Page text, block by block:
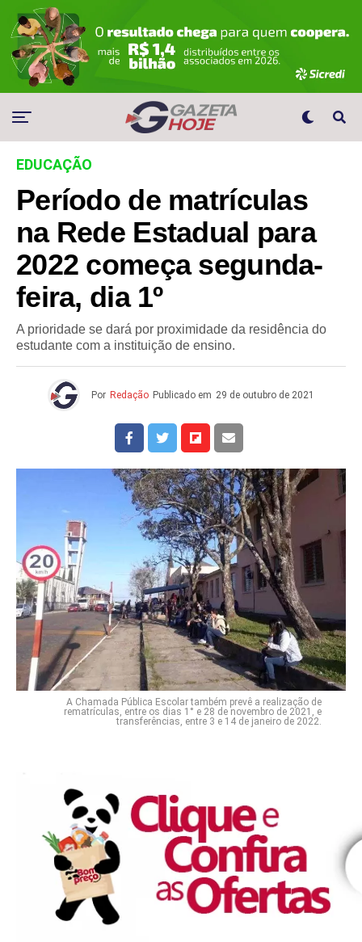
EDUCAÇÃO
Período de matrículas
na Rede Estadual para
2022 começa segunda-
feira, dia 1º
A prioridade se dará por proximidade da residência do
estudante com a instituição de ensino.
Por Redação Publicado em 29 de outubro de 2021
A Chamada Pública Escolar também prevê a realização de
rematrículas, entre os dias 1° e 28 de novembro de 2021, e
transferências, entre 3 e 14 de janeiro de 2022.